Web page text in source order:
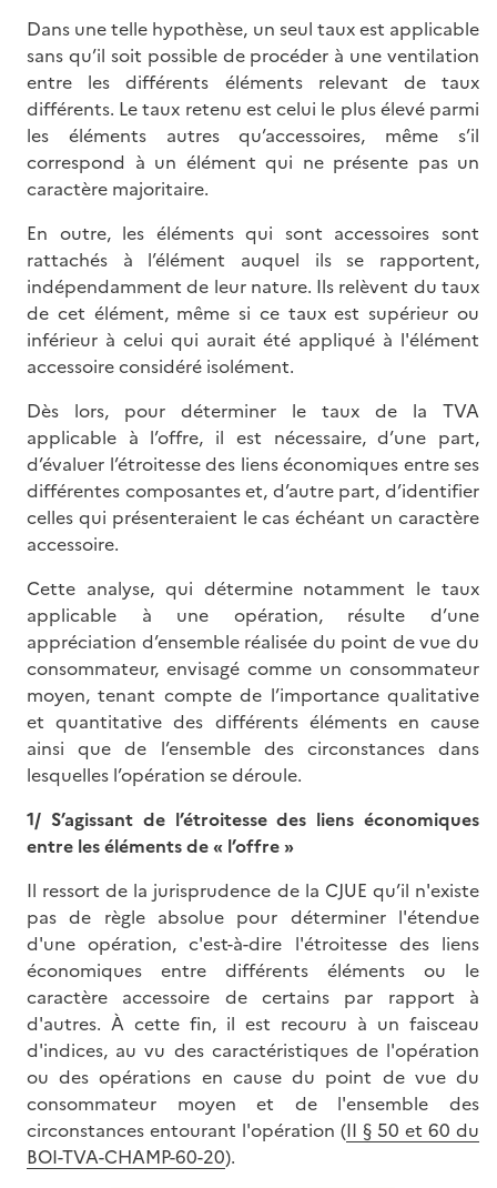
Dans une telle hypothèse, un seul taux est applicable
sans qu’il soit possible de procéder à une ventilation
entre les différents éléments relevant de taux
différents. Le taux retenu est celui le plus élevé parmi
les éléments autres qu’accessoires, même s’il
correspond à un élément qui ne présente pas un
caractère majoritaire.
En outre, les éléments qui sont accessoires sont
rattachés à l’élément auquel ils se rapportent,
indépendamment de leur nature. Ils relèvent du taux
de cet élément, même si ce taux est supérieur ou
inférieur à celui qui aurait été appliqué à l'élément
accessoire considéré isolément.
Dès lors, pour déterminer le taux de la TVA
applicable à l’offre, il est nécessaire, d’une part,
d’évaluer l’étroitesse des liens économiques entre ses
différentes composantes et, d’autre part, d’identifier
celles qui présenteraient le cas échéant un caractère
accessoire.
Cette analyse, qui détermine notamment le taux
applicable à une opération, résulte d’une
appréciation d’ensemble réalisée du point de vue du
consommateur, envisagé comme un consommateur
moyen, tenant compte de l’importance qualitative
et quantitative des différents éléments en cause
ainsi que de l’ensemble des circonstances dans
lesquelles l’opération se déroule.
1/ S’agissant de l’étroitesse des liens économiques
entre les éléments de « l’offre »
Il ressort de la jurisprudence de la CJUE qu’il n'existe
pas de règle absolue pour déterminer l'étendue
d'une opération, c'est-à-dire l'étroitesse des liens
économiques entre différents éléments ou le
caractère accessoire de certains par rapport à
d'autres. À cette fin, il est recouru à un faisceau
d'indices, au vu des caractéristiques de l'opération
ou des opérations en cause du point de vue du
consommateur moyen et de l'ensemble des
circonstances entourant l'opération (II § 50 et 60 du
BOI-TVA-CHAMP-60-20).